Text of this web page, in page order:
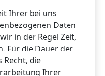
Ihrer bei uns
Daten
in der Regel Zeit,
Für die Dauer der
Recht, die
Ihrer